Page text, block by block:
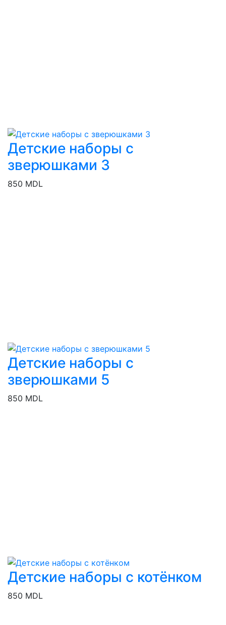
Детские наборы с
зверюшками 3
850 MDL
Детские наборы с
зверюшками 5
850 MDL
Детские наборы с котёнком
850 MDL